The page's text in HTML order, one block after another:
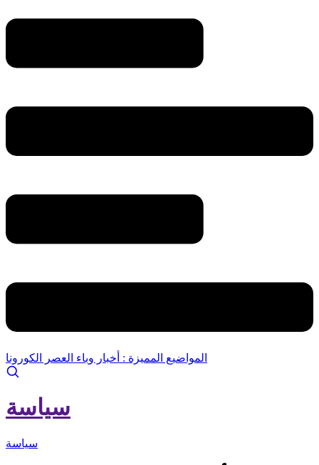
المواضيع المميزة : أخبار وباء العصر الكورونا
سياسة
سياسة